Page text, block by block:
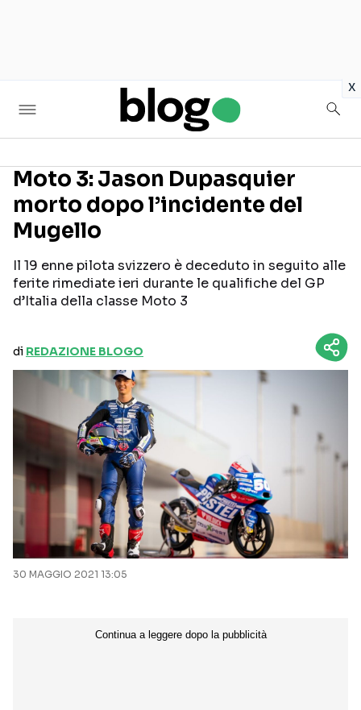
x
Seguici sui social
Moto 3: Jason Dupasquier
morto dopo l’incidente del
Mugello
Il 19 enne pilota svizzero è deceduto in seguito alle
ferite rimediate ieri durante le qualifiche del GP
d’Italia della classe Moto 3
di REDAZIONE BLOGO
30 MAGGIO 2021 13:05